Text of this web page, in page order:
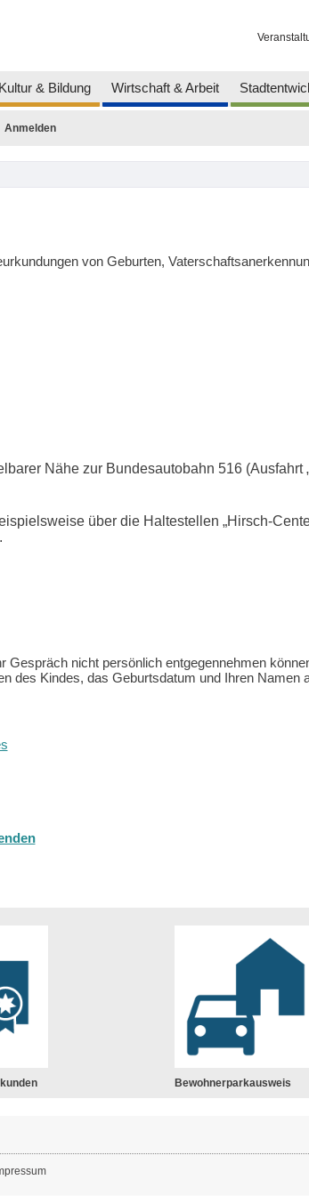
Kultur & Bildung Wirtschaft & Arbeit
Anmelden
von Geburten,
Nähe zur Bundesautobahn 516 (Ausfahrt
über die Haltestellen „Hirsch-
Gespräch nicht persönlich entgegennehmen
des Kindes, das Geburtsdatum und Ihren Namen
Bewohnerparkausweis